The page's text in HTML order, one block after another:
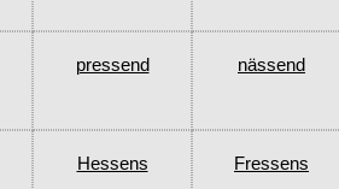
pressend nässend
Hessens Fressens